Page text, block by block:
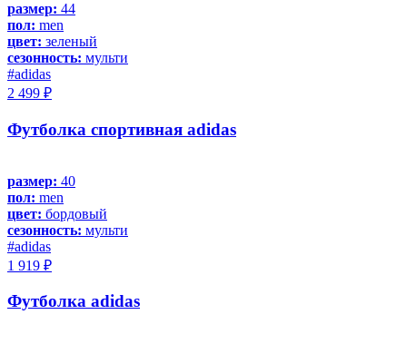
размер: 44
пол: men
цвет: зеленый
сезонность: мульти
#adidas
2 499 ₽
Футболка спортивная adidas
размер: 40
пол: men
цвет: бордовый
сезонность: мульти
#adidas
1 919 ₽
Футболка adidas